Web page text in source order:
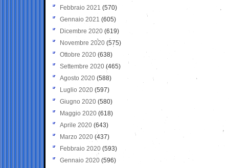
Febbraio 2021 (570)
Gennaio 2021 (605)
Dicembre 2020 (619)
Novembre 2020 (575)
Ottobre 2020 (638)
Settembre 2020(465)
Agosto 2020 (588)
Luglio 2020 (597)
Giugno 2020 (580)
Maggio 2020 (618)
Aprile 2020 (643)
Marzo 2020 (437)
Febbraio 2020 (593)
Gennaio 2020 (596)